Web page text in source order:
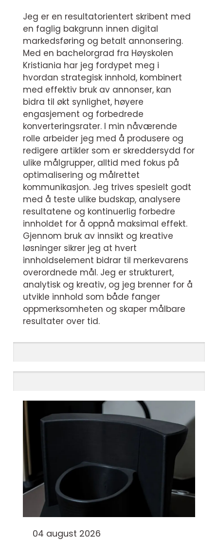
Jeg er en resultatorientert skribent med
en faglig bakgrunn innen digital
markedsføring og betalt annonsering.
Med en bachelorgrad fra Høyskolen
Kristiania har jeg fordypet meg i
hvordan strategisk innhold, kombinert
med effektiv bruk av annonser, kan
bidra til økt synlighet, høyere
engasjement og forbedrede
konverteringsrater. I min nåværende
rolle arbeider jeg med å produsere og
redigere artikler som er skreddersydd for
ulike målgrupper, alltid med fokus på
optimalisering og målrettet
kommunikasjon. Jeg trives spesielt godt
med å teste ulike budskap, analysere
resultatene og kontinuerlig forbedre
innholdet for å oppnå maksimal effekt.
Gjennom bruk av innsikt og kreative
løsninger sikrer jeg at hvert
innholdselement bidrar til merkevarens
overordnede mål. Jeg er strukturert,
analytisk og kreativ, og jeg brenner for å
utvikle innhold som både fanger
oppmerksomheten og skaper målbare
resultater over tid.
04 august 2026